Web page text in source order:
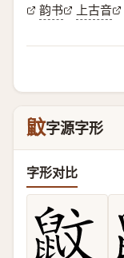
韵书 上古音
鼤字源字形
字形对比